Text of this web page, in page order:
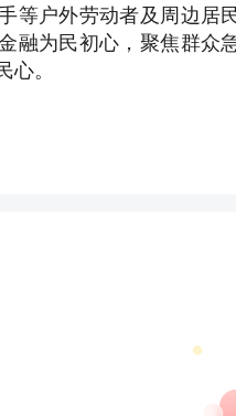
等户外劳动者及周边居
融为民初心，聚焦群众
心。